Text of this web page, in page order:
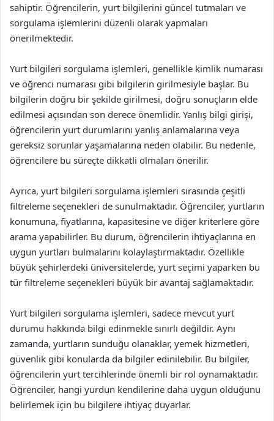
sahiptir. Öğrencilerin, yurt bilgilerini güncel tutmaları ve
sorgulama işlemlerini düzenli olarak yapmaları
önerilmektedir.
Yurt bilgileri sorgulama işlemleri, genellikle kimlik numarası
ve öğrenci numarası gibi bilgilerin girilmesiyle başlar. Bu
bilgilerin doğru bir şekilde girilmesi, doğru sonuçların elde
edilmesi açısından son derece önemlidir. Yanlış bilgi girişi,
öğrencilerin yurt durumlarını yanlış anlamalarına veya
gereksiz sorunlar yaşamalarına neden olabilir. Bu nedenle,
öğrencilere bu süreçte dikkatli olmaları önerilir.
Ayrıca, yurt bilgileri sorgulama işlemleri sırasında çeşitli
filtreleme seçenekleri de sunulmaktadır. Öğrenciler, yurtların
konumuna, fiyatlarına, kapasitesine ve diğer kriterlere göre
arama yapabilirler. Bu durum, öğrencilerin ihtiyaçlarına en
uygun yurtları bulmalarını kolaylaştırmaktadır. Özellikle
büyük şehirlerdeki üniversitelerde, yurt seçimi yaparken bu
tür filtreleme seçenekleri büyük bir avantaj sağlamaktadır.
Yurt bilgileri sorgulama işlemleri, sadece mevcut yurt
durumu hakkında bilgi edinmekle sınırlı değildir. Aynı
zamanda, yurtların sunduğu olanaklar, yemek hizmetleri,
güvenlik gibi konularda da bilgiler edinilebilir. Bu bilgiler,
öğrencilerin yurt tercihlerinde önemli bir rol oynamaktadır.
Öğrenciler, hangi yurdun kendilerine daha uygun olduğunu
belirlemek için bu bilgilere ihtiyaç duyarlar.